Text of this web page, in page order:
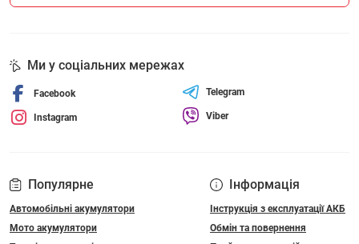
Популярне
Автомобільні акумулятори
Мото акумулятори
Інформація
Інструкція з експлуатації АКБ
Обмін та повернення
Ми у соціальних мережах
Facebook
Instagram
Telegram
Viber